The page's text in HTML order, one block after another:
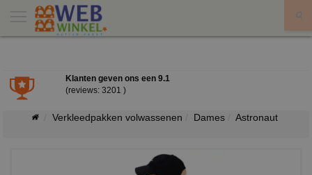
Klanten geven ons een 9.1
(reviews: 3201 )
Verkleedpakken volwassenen Dames Astronaut